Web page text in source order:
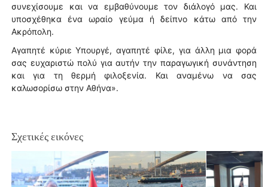
συνεχίσουμε και να εμβαθύνουμε τον διάλογό μας. Και
υποσχέθηκα ένα ωραίο γεύμα ή δείπνο κάτω από την
Ακρόπολη.
Αγαπητέ κύριε Υπουργέ, αγαπητέ φίλε, για άλλη μια φορά
σας ευχαριστώ πολύ για αυτήν την παραγωγική συνάντηση
και για τη θερμή φιλοξενία. Και αναμένω να σας
καλωσορίσω στην Αθήνα».
Σχετικές εικόνες